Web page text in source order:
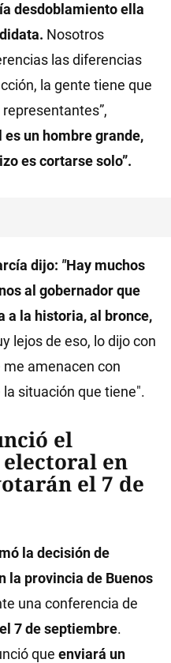
desdoblamiento ella
Nosotros
las diferencias
la gente tiene que
es un hombre grande,
es cortarse solo”.
dijo: "Hay muchos
al gobernador que
a la historia, al bronce,
lejos de eso, lo dijo con
me amenacen con
la situación que tiene".
el
en
el 7 de
la decisión de
la provincia de Buenos
una conferencia de
7 de septiembre.
que enviará un